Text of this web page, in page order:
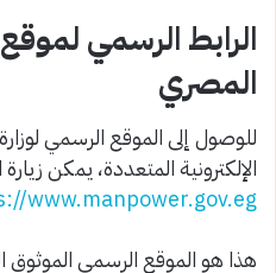
الرابط الرسمي
المصري
للوصول إلى الموقع الرسمي
الإلكترونية المتعددة، يمكن زيارة
www.manpower.gov.eg/
هذا هو الموقع الرسمي الموثوق